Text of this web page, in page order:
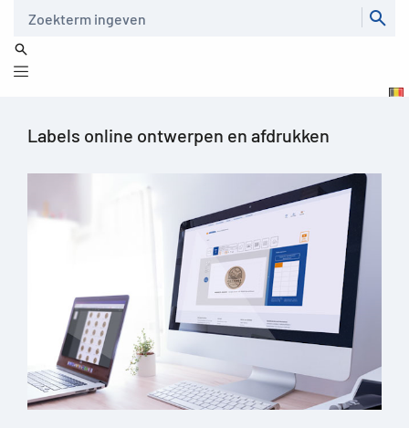
Labels online ontwerpen en afdrukken